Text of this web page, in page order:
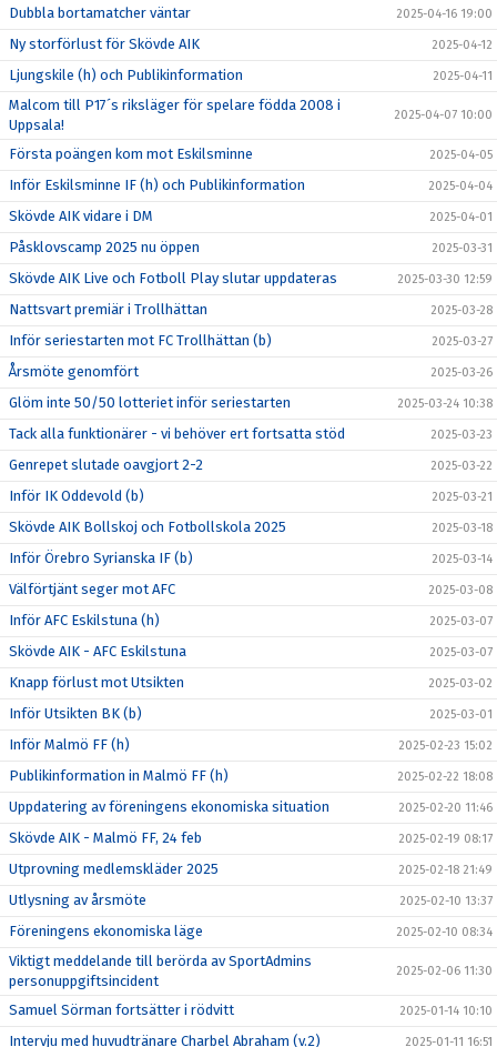
Dubbla bortamatcher väntar 2025-04-16 19:00
Ny storförlust för Skövde AIK 2025-04-12
Ljungskile (h) och Publikinformation 2025-04-11
Malcom till P17´s riksläger för spelare födda 2008 i
Uppsala!
2025-04-07 10:00
Första poängen kom mot Eskilsminne 2025-04-05
Inför Eskilsminne IF (h) och Publikinformation 2025-04-04
Skövde AIK vidare i DM 2025-04-01
Påsklovscamp 2025 nu öppen 2025-03-31
Skövde AIK Live och Fotboll Play slutar uppdateras 2025-03-30 12:59
Nattsvart premiär i Trollhättan 2025-03-28
Inför seriestarten mot FC Trollhättan (b) 2025-03-27
Årsmöte genomfört 2025-03-26
Glöm inte 50/50 lotteriet inför seriestarten 2025-03-24 10:38
Tack alla funktionärer - vi behöver ert fortsatta stöd 2025-03-23
Genrepet slutade oavgjort 2-2 2025-03-22
Inför IK Oddevold (b) 2025-03-21
Skövde AIK Bollskoj och Fotbollskola 2025 2025-03-18
Inför Örebro Syrianska IF (b) 2025-03-14
Välförtjänt seger mot AFC 2025-03-08
Inför AFC Eskilstuna (h) 2025-03-07
Skövde AIK - AFC Eskilstuna 2025-03-07
Knapp förlust mot Utsikten 2025-03-02
Inför Utsikten BK (b) 2025-03-01
Inför Malmö FF (h) 2025-02-23 15:02
Publikinformation in Malmö FF (h) 2025-02-22 18:08
Uppdatering av föreningens ekonomiska situation 2025-02-20 11:46
Skövde AIK - Malmö FF, 24 feb 2025-02-19 08:17
Utprovning medlemskläder 2025 2025-02-18 21:49
Utlysning av årsmöte 2025-02-10 13:37
Föreningens ekonomiska läge 2025-02-10 08:34
Viktigt meddelande till berörda av SportAdmins
personuppgiftsincident
2025-02-06 11:30
Samuel Sörman fortsätter i rödvitt 2025-01-14 10:10
Intervju med huvudtränare Charbel Abraham (v.2) 2025-01-11 16:51